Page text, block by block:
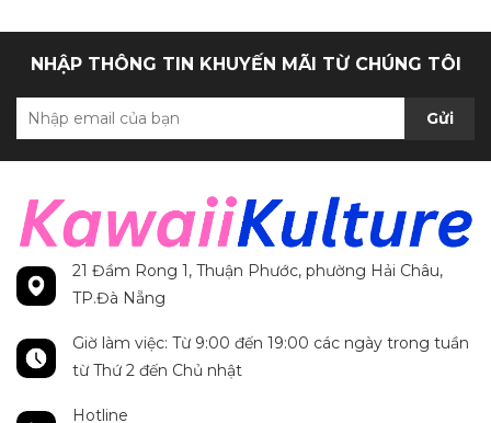
NHẬP THÔNG TIN KHUYẾN MÃI TỪ CHÚNG TÔI
Gửi
21 Đầm Rong 1, Thuận Phước, phường Hải Châu,
TP.Đà Nẵng
Giờ làm việc: Từ 9:00 đến 19:00 các ngày trong tuần
từ Thứ 2 đến Chủ nhật
Hotline